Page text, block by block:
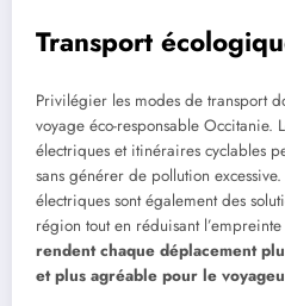
Transport
Privilégier les modes de transport
voyage éco-responsable Occitanie.
électriques et itinéraires cyclables
sans générer de pollution
électriques sont également des
région tout en réduisant
rendent chaque déplacement
et plus agréable pour le